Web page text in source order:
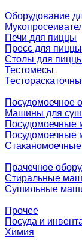
Оборудование
Печи для пиццы
Пресс для пиццы
Столы для
Тестомесы
Посудомоечное
Машины для
Посудомоечные
Посудомоечные
Прачечное
Стиральные
Сушильные
Прочее
Посуда и
Химия